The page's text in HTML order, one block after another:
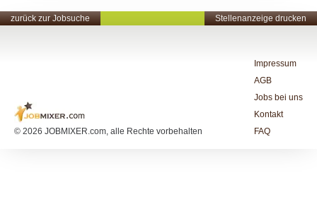
zurück zur Jobsuche Stellenanzeige drucken
© 2026 JOBMIXER.com, alle Rechte vorbehalten
Impressum
AGB
Jobs bei uns
Kontakt
FAQ